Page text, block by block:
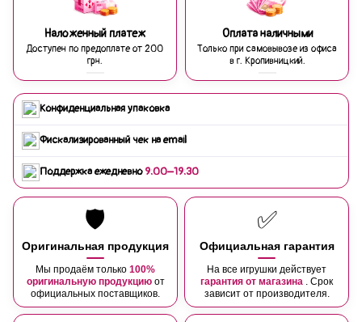
Наложенный платеж
Доступен по предоплате от 200
грн.
Оплата наличными
Только при самовывозе из офиса
в г. Кропивницкий.
Конфиденциальная упаковка
Фискализированный чек на email
Поддержка ежедневно9:00–19:30
🛡️
Оригинальная продукция
Мы продаём только 100%
оригинальную продукцию от
официальных поставщиков.
✅
Официальная гарантия
На все игрушки действует
гарантия от магазина . Срок
зависит от производителя.